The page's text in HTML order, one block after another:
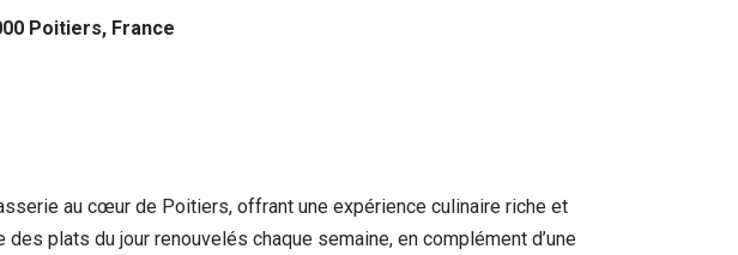
Poitiers, France
au cœur de Poitiers, offrant une expérience culinaire riche et
plats du jour renouvelés chaque semaine, en complément d’une